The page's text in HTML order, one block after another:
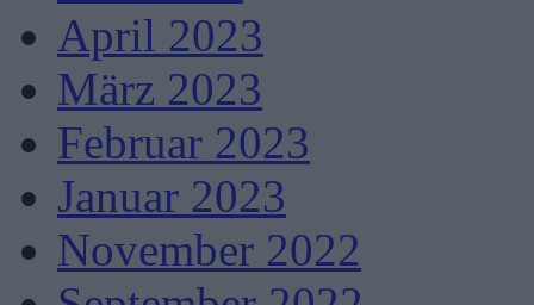
April 2023
März 2023
Februar 2023
Januar 2023
November 2022